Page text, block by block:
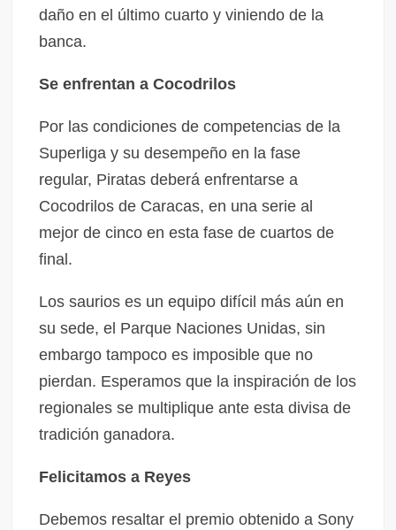
daño en el último cuarto y viniendo de la
banca.
Se enfrentan a Cocodrilos
Por las condiciones de competencias de la
Superliga y su desempeño en la fase
regular, Piratas deberá enfrentarse a
Cocodrilos de Caracas, en una serie al
mejor de cinco en esta fase de cuartos de
final.
Los saurios es un equipo difícil más aún en
su sede, el Parque Naciones Unidas, sin
embargo tampoco es imposible que no
pierdan. Esperamos que la inspiración de los
regionales se multiplique ante esta divisa de
tradición ganadora.
Felicitamos a Reyes
Debemos resaltar el premio obtenido a Sony